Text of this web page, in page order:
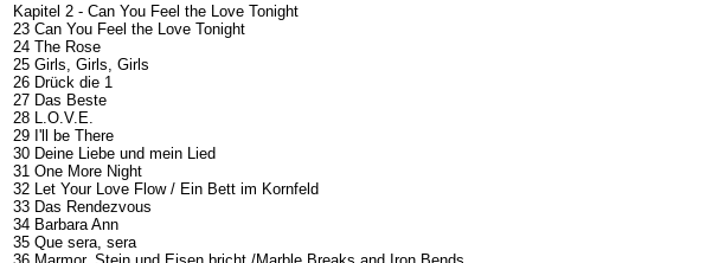
Kapitel 2 - Can You Feel the Love Tonight
23 Can You Feel the Love Tonight
24 The Rose
25 Girls, Girls, Girls
26 Drück die 1
27 Das Beste
28 L.O.V.E.
29 I'll be There
30 Deine Liebe und mein Lied
31 One More Night
32 Let Your Love Flow / Ein Bett im Kornfeld
33 Das Rendezvous
34 Barbara Ann
35 Que sera, sera